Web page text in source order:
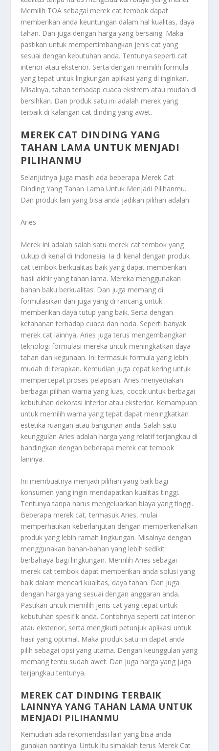
Memilih TOA sebagai merek cat tembok dapat
memberikan anda keuntungan dalam hal kualitas, daya
tahan. Dan juga dengan harga yang bersaing. Maka
pastikan untuk mempertimbangkan jenis cat yang
sesuai dengan kebutuhan anda. Tentunya seperti cat
interior atau eksterior. Serta dengan memilih formula
yang tepat untuk lingkungan aplikasi yang di inginkan.
Misalnya, tahan terhadap cuaca ekstrem atau mudah di
bersihkan. Dan produk satu ini adalah merek yang
terbaik di kalangan cat dinding yang awet.
MEREK CAT DINDING YANG
TAHAN LAMA UNTUK MENJADI
PILIHANMU
Selanjutnya juga masih ada beberapa Merek Cat
Dinding Yang Tahan Lama Untuk Menjadi Pilihanmu.
Dan produk lain yang bisa anda jadikan pilihan adalah:
Aries
Merek ini adalah salah satu merek cat tembok yang
cukup di kenal di Indonesia. Ia di kenal dengan produk
cat tembok berkualitas baik yang dapat memberikan
hasil akhir yang tahan lama. Mereka menggunakan
bahan baku berkualitas. Dan juga memang di
formulasikan dan juga yang di rancang untuk
memberikan daya tutup yang baik. Serta dengan
ketahanan terhadap cuaca dan noda. Seperti banyak
merek cat lainnya, Aries juga terus mengembangkan
teknologi formulasi mereka untuk meningkatkan daya
tahan dan kegunaan. Ini termasuk formula yang lebih
mudah di terapkan. Kemudian juga cepat kering untuk
mempercepat proses pelapisan. Aries menyediakan
berbagai pilihan warna yang luas, cocok untuk berbagai
kebutuhan dekorasi interior atau eksterior. Kemampuan
untuk memilih warna yang tepat dapat meningkatkan
estetika ruangan atau bangunan anda. Salah satu
keunggulan Aries adalah harga yang relatif terjangkau di
bandingkan dengan beberapa merek cat tembok
lainnya.
Ini membuatnya menjadi pilihan yang baik bagi
konsumen yang ingin mendapatkan kualitas tinggi.
Tentunya tanpa harus mengeluarkan biaya yang tinggi.
Beberapa merek cat, termasuk Aries, mulai
memperhatikan keberlanjutan dengan memperkenalkan
produk yang lebih ramah lingkungan. Misalnya dengan
menggunakan bahan-bahan yang lebih sedikit
berbahaya bagi lingkungan. Memilih Aries sebagai
merek cat tembok dapat memberikan anda solusi yang
baik dalam mencari kualitas, daya tahan. Dan juga
dengan harga yang sesuai dengan anggaran anda.
Pastikan untuk memilih jenis cat yang tepat untuk
kebutuhan spesifik anda. Contohnya seperti cat interior
atau eksterior, serta mengikuti petunjuk aplikasi untuk
hasil yang optimal. Maka produk satu ini dapat anda
pilih sebagai opsi yang utama. Dengan keunggulan yang
memang tentu sudah awet. Dan juga harga yang juga
terjangkau tentunya.
MEREK CAT DINDING TERBAIK
LAINNYA YANG TAHAN LAMA UNTUK
MENJADI PILIHANMU
Kemudian ada rekomendasi lain yang bisa anda
gunakan nantinya. Untuk itu simaklah terus Merek Cat